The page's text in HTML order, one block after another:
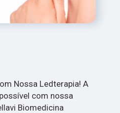
Nossa Ledterapia! A
com nossa
Biomedicina